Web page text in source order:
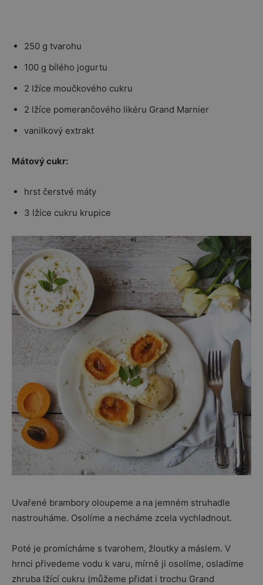
250 g tvarohu
100 g bílého jogurtu
2 lžíce moučkového cukru
2 lžíce pomerančového likéru Grand Marnier
vanilkový extrakt
Mátový cukr:
hrst čerstvé máty
3 lžíce cukru krupice
Uvařené brambory oloupeme a na jemném struhadle
nastrouháme. Osolíme a necháme zcela vychladnout.
Poté je promícháme s tvarohem, žloutky a máslem. V
hrnci přivedeme vodu k varu, mírně ji osolíme, osladíme
zhruba lžící cukru (můžeme přidat i trochu Grand